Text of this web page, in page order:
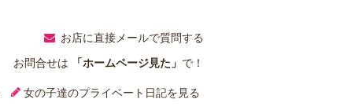
お店に直接メールで質問する
お問合せは
「ホームページ見た」 で！
女の子達のプライベート日記を見る